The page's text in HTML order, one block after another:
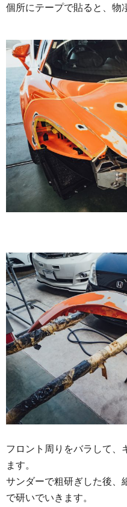
個所にテープで貼ると、物
フロント周りをバラして、
ます。
サンダーで粗研ぎした後、
で研いでいきます。